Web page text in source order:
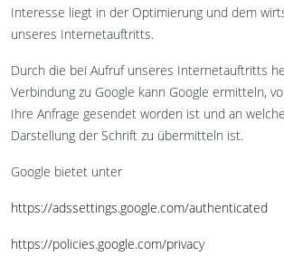
Interesse liegt in der Optimierung und dem
unseres Internetauftritts.
Durch die bei Aufruf unseres Internetauftritts
Verbindung zu Google kann Google ermitteln,
Ihre Anfrage gesendet worden ist und an
Darstellung der Schrift zu übermitteln ist.
Google bietet unter
https://adssettings.google.com/authenticated
https://policies.google.com/privacy